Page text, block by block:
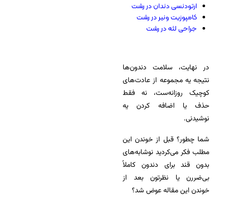
ارتودنسی دندان در رشت
کامپوزیت ونیر در رشت
جراحی لثه در رشت
در نهایت، سلا‌‌مت دندون‌ها
نتیجه یه مجموعه از عادت‌های
کوچیک روزانه‌ست، نه فقط
حذف یا اضافه کردن یه
نوشیدنی.
شما چطور؟ قبل از خوندن این
مطلب فکر می‌کردید نوشابه‌های
بدون قند برای دندون کاملاً
بی‌ضررن یا نظرتون بعد از
خوندن این مقاله عوض شد؟